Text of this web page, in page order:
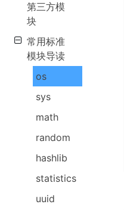
第三方模
块
常用标准
模块导读
os
sys
math
random
hashlib
statistics
uuid